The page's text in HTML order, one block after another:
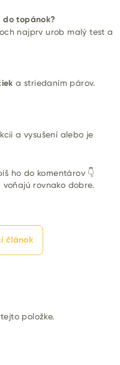
topánok?
najprv urob malý test a
a striedaním párov.
a vysušení alebo je
ho do komentárov 👇
voňajú rovnako dobre.
článok
položke.